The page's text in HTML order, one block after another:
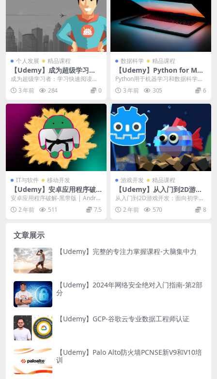
个人发展 精品课程
【Udemy】成为超级学习
者：学习快速阅读和提高记忆
力
成为超级学习者：学习快速阅读和
提高记忆力|Become a SuperLear
n... 3 年前 284 0
数据科学 精品课程
【Udemy】Python for Mac
hine Learning & Data Scien
ce Masterclass
Python用于机器学习和数据科学大
师班 使用Python学习数据科学和机
器学习...
3 年前 305 6
IT与软件 移动开发
【Udemy】安卓应用程序破
解-黑带版
安卓应用程序破解-黑带版 | Androi
d App Hacking ̵...
2 年前 511 7.5
游戏开发 精品课程
【Udemy】从入门到2D游戏
开发：面向初学者的Godot 4
从入门到2D游戏开发：面向初学者
的Godot 4 | Jumpstart to ...
2 年前 570 8
文章展示
【Udemy】完整的专注力掌握课程-大脑集中力
【Udemy】2024年网络安全绝对入门指南-第2部
分
【Udemy】GCP-谷歌云专业数据工程师认证
【Udemy】Palo Alto防火墙PCNSE新V9和V10培
训